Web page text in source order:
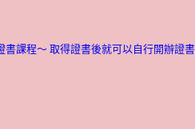
課程～ 取得證書後就可以自行開辦證